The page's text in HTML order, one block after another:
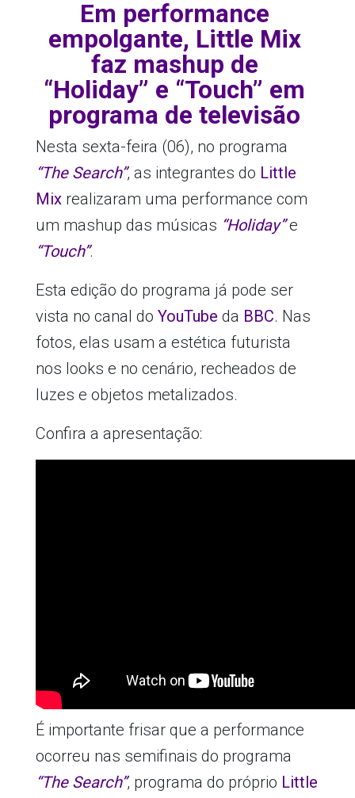
Em performance
empolgante, Little Mix
faz mashup de
“Holiday” e “Touch” em
programa de televisão
Nesta sexta-feira (06), no programa
“The Search”, as integrantes do Little
Mixrealizaram uma performance com
um mashup das músicas “Holiday”e
“Touch”.
Esta edição do programa já pode ser
vista no canal do YouTube da BBC. Nas
fotos, elas usam a estética futurista
nos looks e no cenário, recheados de
luzes e objetos metalizados.
Confira a apresentação:
É importante frisar que a performance
ocorreu nas semifinais do programa
“The Search”, programa do próprio Little